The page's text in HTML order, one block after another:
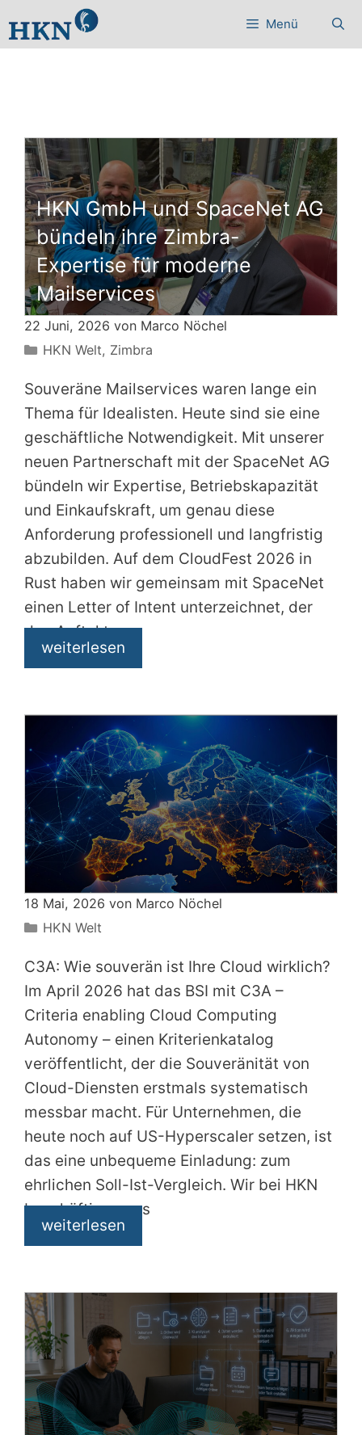
Inhalt
Menü
HKN GmbH und SpaceNet AG
bündeln ihre Zimbra-
Expertise für moderne
Mailservices
22 Juni, 2026 von Marco Nöchel
Kategorien
HKN Welt, Zimbra
Souveräne Mailservices waren lange ein
Thema für Idealisten. Heute sind sie eine
geschäftliche Notwendigkeit. Mit unserer
neuen Partnerschaft mit der SpaceNet AG
bündeln wir Expertise, Betriebskapazität
und Einkaufskraft, um genau diese
Anforderung professionell und langfristig
abzubilden. Auf dem CloudFest 2026 in
Rust haben wir gemeinsam mit SpaceNet
einen Letter of Intent unterzeichnet, der
den Auftakt
weiterlesen
18 Mai, 2026 von Marco Nöchel
Kategorien
HKN Welt
C3A: Wie souverän ist Ihre Cloud wirklich?
Im April 2026 hat das BSI mit C3A –
Criteria enabling Cloud Computing
Autonomy – einen Kriterienkatalog
veröffentlicht, der die Souveränität von
Cloud-Diensten erstmals systematisch
messbar macht. Für Unternehmen, die
heute noch auf US-Hyperscaler setzen, ist
das eine unbequeme Einladung: zum
ehrlichen Soll-Ist-Vergleich. Wir bei HKN
beschäftigen uns
weiterlesen